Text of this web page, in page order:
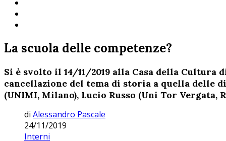
La scuola delle competenze?
Si è svolto il 14/11/2019 alla Casa della Cultura
cancellazione del tema di storia a quella delle
(UNIMI, Milano), Lucio Russo (Uni Tor Vergata,
di Alessandro Pascale
24/11/2019
Interni